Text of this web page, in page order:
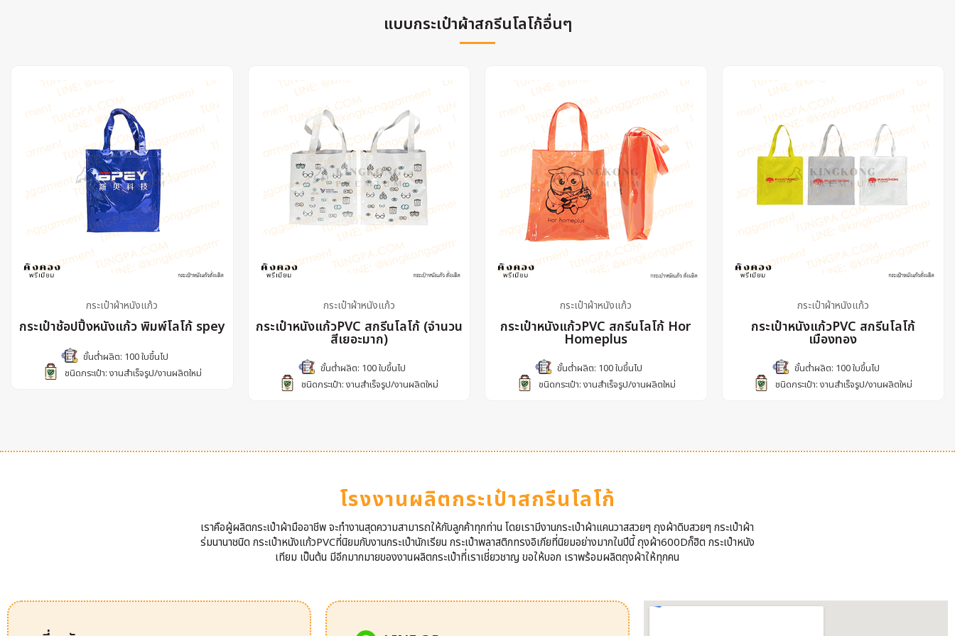
แบบกระเป๋าผ้าสกรีนโลโก้อื่นๆ
กระเป๋าผ้าหนังแก้ว
กระเป๋าช้อปปิ้งหนังแก้ว พิมพ์โลโก้ spey
ขั้นต่ำผลิต: 100 ใบขึ้นไป
ชนิดกระเป๋า: งานสำเร็จรูป/งานผลิตใหม่
กระเป๋าผ้าหนังแก้ว
กระเป๋าหนังแก้วPVC สกรีนโลโก้ (จำนวน
สีเยอะมาก)
ขั้นต่ำผลิต: 100 ใบขึ้นไป
ชนิดกระเป๋า: งานสำเร็จรูป/งานผลิตใหม่
กระเป๋าผ้าหนังแก้ว
กระเป๋าหนังแก้วPVC สกรีนโลโก้ Hor
Homeplus
ขั้นต่ำผลิต: 100 ใบขึ้นไป
ชนิดกระเป๋า: งานสำเร็จรูป/งานผลิตใหม่
กระเป๋าผ้าหนังแก้ว
กระเป๋าหนังแก้วPVC สกรีนโลโก้
เมืองทอง
ขั้นต่ำผลิต: 100 ใบขึ้นไป
ชนิดกระเป๋า: งานสำเร็จรูป/งานผลิตใหม่
โรงงานผลิตกระเป๋าสกรีนโลโก้
เราคือผู้ผลิตกระเป๋าผ้ามืออาชีพ จะทำงานสุดความสามารถให้กับลูกค้าทุกท่าน โดยเรามีงานกระเป๋าผ้าแคนวาสสวยๆ ถุงผ้าดิบสวยๆ กระเป๋าผ้า
ร่มนานาชนิด กระเป๋าหนังแก้วPVCที่นิยมกับงานกระเป๋านักเรียน กระเป๋าพลาสติกทรงอิเกียที่นิยมอย่างมากในปีนี้ ถุงผ้า600Dก็ฮิต กระเป๋าหนัง
เทียม เป็นต้น มีอีกมากมายของงานผลิตกระเป๋าที่เราเชี่ยวชาญ ขอให้บอก เราพร้อมผลิตถุงผ้าให้ทุกคน